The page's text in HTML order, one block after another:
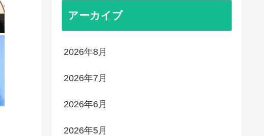
アーカイブ
2026年8月
2026年7月
2026年6月
2026年5月